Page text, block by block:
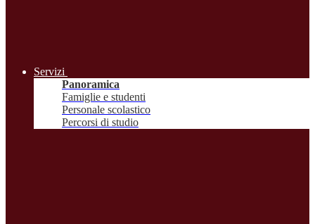
Servizi
Panoramica
Famiglie e studenti
Personale scolastico
Percorsi di studio